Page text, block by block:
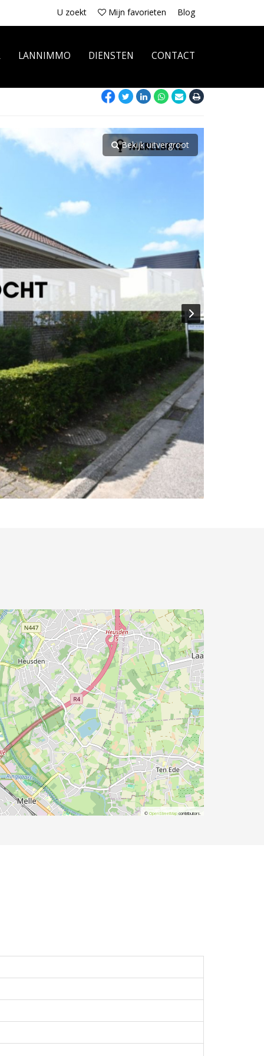
U zoekt Mijn favorieten Blog
LANNIMMO DIENSTEN CONTACT
Bekijk uitvergroot
© OpenStreetMapcontributors.